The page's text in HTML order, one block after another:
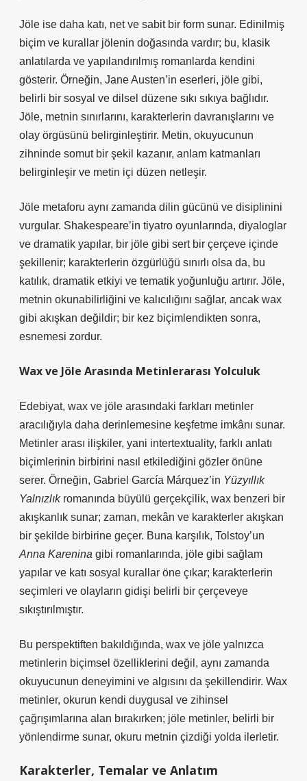
Jöle ise daha katı, net ve sabit bir form sunar. Edinilmiş
biçim ve kurallar jölenin doğasında vardır; bu, klasik
anlatılarda ve yapılandırılmış romanlarda kendini
gösterir. Örneğin, Jane Austen’in eserleri, jöle gibi,
belirli bir sosyal ve dilsel düzene sıkı sıkıya bağlıdır.
Jöle, metnin sınırlarını, karakterlerin davranışlarını ve
olay örgüsünü belirginleştirir. Metin, okuyucunun
zihninde somut bir şekil kazanır, anlam katmanları
belirginleşir ve metin içi düzen netleşir.
Jöle metaforu aynı zamanda dilin gücünü ve disiplinini
vurgular. Shakespeare’in tiyatro oyunlarında, diyaloglar
ve dramatik yapılar, bir jöle gibi sert bir çerçeve içinde
şekillenir; karakterlerin özgürlüğü sınırlı olsa da, bu
katılık, dramatik etkiyi ve tematik yoğunluğu artırır. Jöle,
metnin okunabilirliğini ve kalıcılığını sağlar, ancak wax
gibi akışkan değildir; bir kez biçimlendikten sonra,
esnemesi zordur.
Wax ve Jöle Arasında Metinlerarası Yolculuk
Edebiyat, wax ve jöle arasındaki farkları metinler
aracılığıyla daha derinlemesine keşfetme imkânı sunar.
Metinler arası ilişkiler, yani intertextuality, farklı anlatı
biçimlerinin birbirini nasıl etkilediğini gözler önüne
serer. Örneğin, Gabriel García Márquez’in Yüzyıllık
Yalnızlıkromanında büyülü gerçekçilik, wax benzeri bir
akışkanlık sunar; zaman, mekân ve karakterler akışkan
bir şekilde birbirine geçer. Buna karşılık, Tolstoy’un
Anna Karenina gibi romanlarında, jöle gibi sağlam
yapılar ve katı sosyal kurallar öne çıkar; karakterlerin
seçimleri ve olayların gidişi belirli bir çerçeveye
sıkıştırılmıştır.
Bu perspektiften bakıldığında, wax ve jöle yalnızca
metinlerin biçimsel özelliklerini değil, aynı zamanda
okuyucunun deneyimini ve algısını da şekillendirir. Wax
metinler, okurun kendi duygusal ve zihinsel
çağrışımlarına alan bırakırken; jöle metinler, belirli bir
yönlendirme sunar, okuru metnin çizdiği yolda ilerletir.
Karakterler, Temalar ve Anlatım